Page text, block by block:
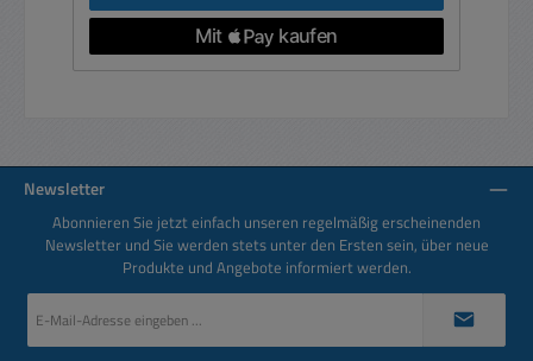
Newsletter
Abonnieren Sie jetzt einfach unseren regelmäßig erscheinenden
Newsletter und Sie werden stets unter den Ersten sein, über neue
Produkte und Angebote informiert werden.
Mail-